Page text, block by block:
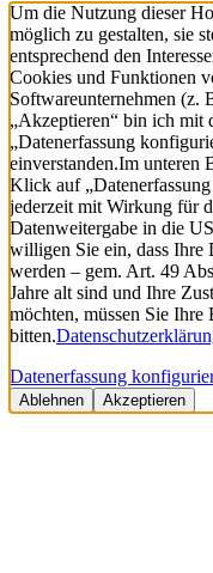
Um die Nutzung dieser
möglich zu gestalten, sie
entsprechend den
Cookies und Funktionen
Softwareunternehmen
„Akzeptieren“ bin ich mit
„Datenerfassung
einverstanden.Im unteren
Klick auf
jederzeit mit Wirkung für
Datenweitergabe in die
willigen Sie ein, dass Ihre
werden – gem. Art. 49
Jahre alt sind und Ihre
möchten, müssen Sie
bitten.
Datenerfassung
Ablehnen Akzeptieren